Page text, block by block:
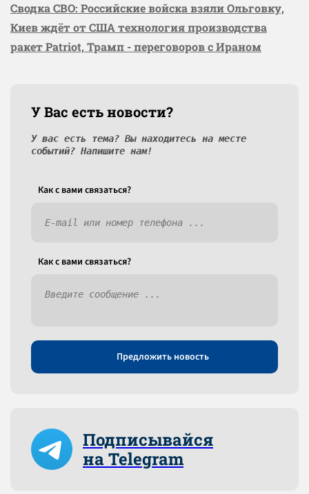
Сводка СВО: Российские войска взяли Ольговку,
Киев ждёт от США технология производства
ракет Patriot, Трамп - переговоров с Ираном
У Вас есть новости?
У вас есть тема? Вы находитесь на месте
событий? Напишите нам!
Как c вами связаться?
Как c вами связаться?
Предложить новость
Подписывайся
на Telegram